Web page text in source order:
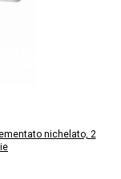
nichelato, 2